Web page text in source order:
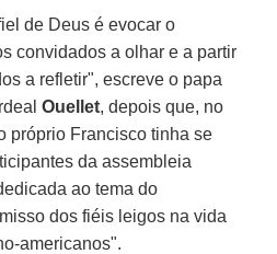
de Deus é evocar o
convidados a olhar e a partir
a refletir", escreve o papa
Ouellet, depois que, no
próprio Francisco tinha se
da assembleia
ao tema do
dos fiéis leigos na vida
americanos".